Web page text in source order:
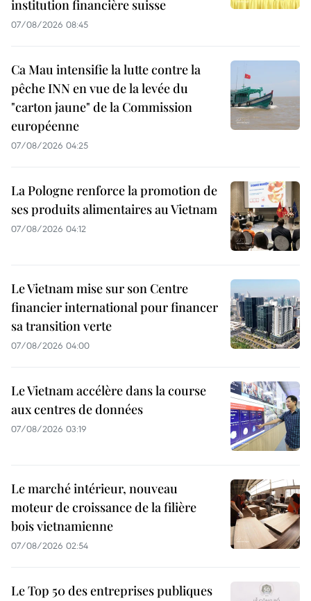
institution financière suisse
07/08/2026 08:45
Ca Mau intensifie la lutte contre la
pêche INN en vue de la levée du
"carton jaune" de la Commission
européenne
07/08/2026 04:25
La Pologne renforce la promotion de
ses produits alimentaires au Vietnam
07/08/2026 04:12
Le Vietnam mise sur son Centre
financier international pour financer
sa transition verte
07/08/2026 04:00
Le Vietnam accélère dans la course
aux centres de données
07/08/2026 03:19
Le marché intérieur, nouveau
moteur de croissance de la filière
bois vietnamienne
07/08/2026 02:54
Le Top 50 des entreprises publiques